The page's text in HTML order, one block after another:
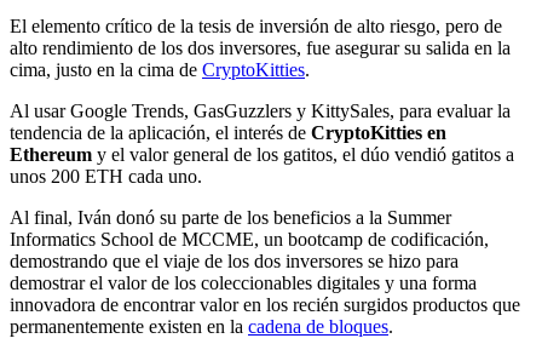
El elemento crítico de la tesis de inversión de alto riesgo, pero de
alto rendimiento de los dos inversores, fue asegurar su salida en la
cima, justo en la cima de CryptoKitties.
Al usar Google Trends, GasGuzzlers y KittySales, para evaluar la
tendencia de la aplicación, el interés de CryptoKitties en
Ethereum y el valor general de los gatitos, el dúo vendió gatitos a
unos 200 ETH cada uno.
Al final, Iván donó su parte de los beneficios a la Summer
Informatics School de MCCME, un bootcamp de codificación,
demostrando que el viaje de los dos inversores se hizo para
demostrar el valor de los coleccionables digitales y una forma
innovadora de encontrar valor en los recién surgidos productos que
permanentemente existen en la cadena de bloques.